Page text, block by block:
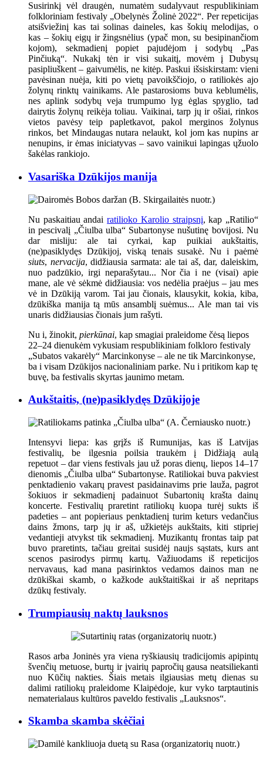
Susirinkį vėl draugėn, numatėm sudalyvaut respublikiniam
folkloriniam festivaly „Obelynės Žolinė 2022“. Per repeticijas
atsišviežinį kas tai solinas daineles, kas šokių melodijas, o
kas – šokių eigų ir žingsnėlius (ypač mon, su besipinančiom
kojom), sekmadienį popiet pajudėjom į sodybų „Pas
Pinčiuką“. Nukakį tėn ir visi sukaitį, movėm į Dubysų
pasipliuškent – gaivumėlis, ne kitėp. Paskui išsiskirstam: vieni
pavėsinan nuėja, kiti po vietų pavoikščiojo, o ratiliokės ajo
žolynų rinktų vainikams. Ale pastarosioms buva keblumėlis,
nes aplink sodybų veja trumpumo lyg ėglas spyglio, tad
dairytis žolynų reikėja toliau. Vaikinai, tarp jų ir ošiai, rinkos
vietos pavėsy teip papletkavot, pakol merginos žolynus
rinkos, bet Mindaugas nutara nelaukt, kol jom kas nupins ar
nenupins, ir ėmas iniciatyvas – savo vainikui lapingas ųžuolo
šakėlas rankiojo.
Vasariška Dzūkijos manija
Nu paskaitiau andairatilioko Karolio straipsnį, kap „Ratilio“
in pescivalį „Čiulba ulba“ Subartonyse nušutinę bovijosi. Nu
dar misliju: ale tai cyrkai, kap puikiai aukštaitis,
(ne)pasiklydęs Dzūkijoj, viską tenais susakė. Nu i paėmė
siuts, nervacija, didžiausia sarmata: ale tai aš, dar, daleiskim,
nuo padzūkio, irgi neparašytau... Nor čia i ne (visai) apie
mane, ale vė sėkmė didžiausia: vos nedėlia praėjus – jau mes
vė in Dzūkiją varom. Tai jau čionais, klausykit, kokia, kiba,
dzūkiška manija tą mūs ansamblį suėmus... Ale man tai vis
unaris didžiausias čionais jum rašyti.
Nu i, žinokit, pierkūnai, kap smagiai praleidome čėsą liepos
22–24 dienukėm vykusiam respublikiniam folkloro festivaly
„Subatos vakarėly“ Marcinkonyse – ale ne tik Marcinkonyse,
ba i visam Dzūkijos nacionaliniam parke. Nu i pritikom kap tę
buvę, ba festivalis skyrtas jaunimo metam.
Aukštaitis, (ne)pasiklydęs Dzūkijoje
Intensyvi liepa: kas grįžs iš Rumunijas, kas iš Latvijas
festivalių, be ilgesnia poilsia traukėm į Didžiają aulą
repetuot – dar viens festivals jau už poras dienų, liepos 14–17
dienomis „Čiulba ulba“ Subartonyse. Ratiliokai buva pakviest
penktadienio vakarų pravest pasidainavims prie lauža, pagrot
šokiuos ir sekmadienį padainuot Subartonių krašta dainų
koncerte. Festivalių praretint ratiliokų kuopa turėj sukts iš
padeties – ant popieriaus penktadienį turim keturs vedančius
dains žmons, tarp jų ir aš, užkietėjs aukštaits, kiti stipriej
vedantieji atvykst tik sekmadienį. Muzikantų frontas taip pat
buvo praretints, tačiau greitai susidėj naujs sąstats, kurs ant
scenos pasirodys pirmų kartų. Važiuodams iš repeticijos
nervavaus, kad mana pasirinktos vedamos dainos man ne
dzūkiškai skamb, o kažkode aukštaitiškai ir aš nepritaps
dzūkų festivaly.
Trumpiausių naktų lauksnos
Rasos arba Joninės yra viena ryškiausių tradicijomis apipintų
švenčių metuose, burtų ir įvairių papročių gausa neatsiliekanti
nuo Kūčių nakties. Šiais metais ilgiausias metų dienas su
dalimi ratiliokų praleidome Klaipėdoje, kur vyko tarptautinis
nematerialaus kultūros paveldo festivalis „Lauksnos“.
Skamba skamba skėčiai